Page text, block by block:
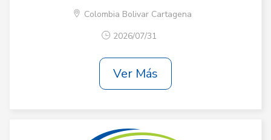
Colombia Bolivar Cartagena
2026/07/31
Ver Más